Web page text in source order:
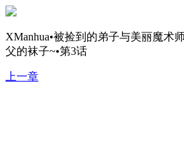
XManhua•被捡到的弟子与美丽魔术
父的袜子~•第3话
上一章